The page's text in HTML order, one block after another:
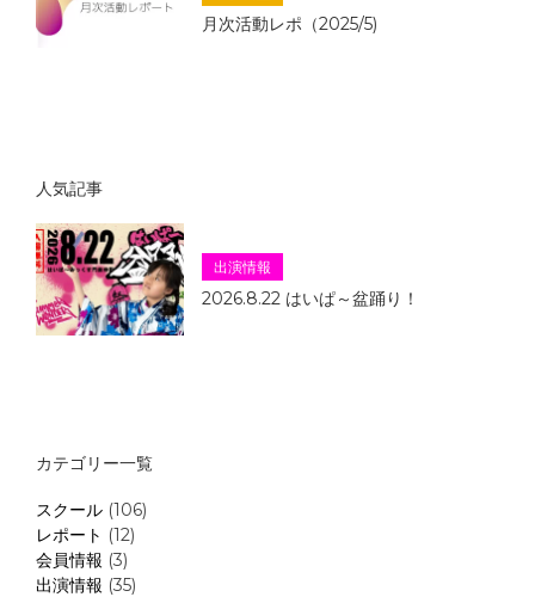
月次活動レポ（2025/5)
人気記事
出演情報
2026.8.22 はいぱ～盆踊り！
カテゴリー一覧
スクール (106)
レポート (12)
会員情報 (3)
出演情報 (35)